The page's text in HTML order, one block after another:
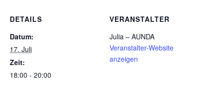
DETAILS
Datum:
17. Juli
Zeit:
18:00 - 20:00
VERANSTALTER
Julia – AUNDA
Veranstalter-Website
anzeigen